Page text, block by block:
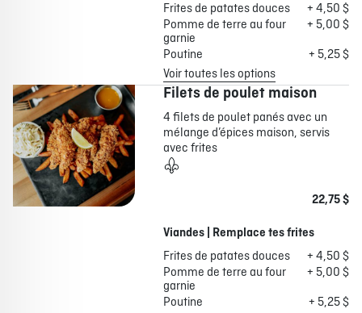
Frites de patates douces
+ 4,50 $
Pomme de terre au four
garnie
+ 5,00 $
Poutine
+ 5,25 $
Voir toutes les options
Filets de poulet maison
4 filets de poulet panés avec un
mélange d’épices maison, servis
avec frites
22,75 $
Viandes | Remplace tes frites
Frites de patates douces
+ 4,50 $
Pomme de terre au four
garnie
+ 5,00 $
Poutine
+ 5,25 $